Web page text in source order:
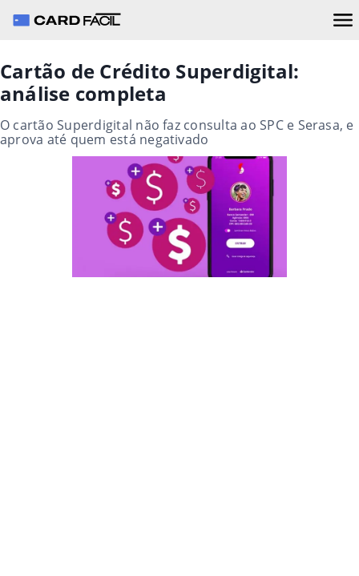
Cartão de Crédito Superdigital:
análise completa
O cartão Superdigital não faz consulta ao SPC e Serasa, e
aprova até quem está negativado